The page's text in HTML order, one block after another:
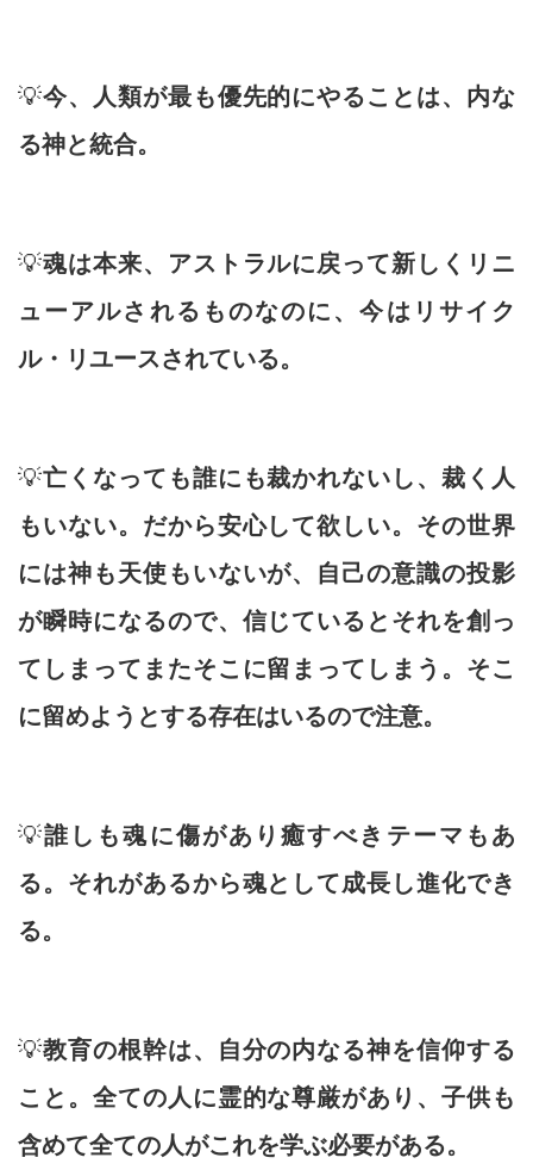
💡今、人類が最も優先的にやることは、内な
る神と統合。
💡魂は本来、アストラルに戻って新しくリニ
ューアルされるものなのに、今はリサイク
ル・リユースされている。
💡亡くなっても誰にも裁かれないし、裁く人
もいない。だから安心して欲しい。その世界
には神も天使もいないが、自己の意識の投影
が瞬時になるので、信じているとそれを創っ
てしまってまたそこに留まってしまう。そこ
に留めようとする存在はいるので注意。
💡誰しも魂に傷があり癒すべきテーマもあ
る。それがあるから魂として成長し進化でき
る。
💡教育の根幹は、自分の内なる神を信仰する
こと。全ての人に霊的な尊厳があり、子供も
含めて全ての人がこれを学ぶ必要がある。